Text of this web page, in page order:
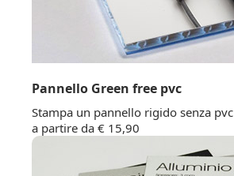
Pannello Green free pvc
Stampa un pannello rigido senza pvc
a partire da € 15,90